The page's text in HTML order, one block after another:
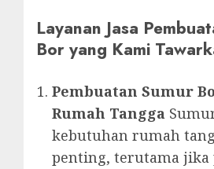
Layanan Jasa
Bor yang Kami
Pembuatan Sumur
Rumah Tangga
kebutuhan rumah
penting, terutama jika